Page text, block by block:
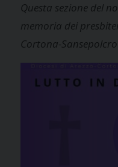
Questa sezione del
memoria dei
Cortona-Sansepolcro